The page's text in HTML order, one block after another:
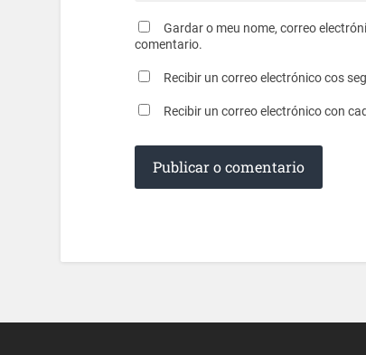
Gardar o meu nome, correo
comentario.
Recibir un correo electrónico cos
Recibir un correo electrónico con